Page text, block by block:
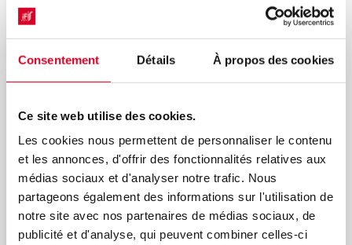
Consentement Détails À propos des cookies
Ce site web utilise des cookies.
Les cookies nous permettent de personnaliser le contenu
et les annonces, d'offrir des fonctionnalités relatives aux
médias sociaux et d'analyser notre trafic. Nous
partageons également des informations sur l'utilisation de
notre site avec nos partenaires de médias sociaux, de
publicité et d'analyse, qui peuvent combiner celles-ci
du dispositif médical
Nouveau